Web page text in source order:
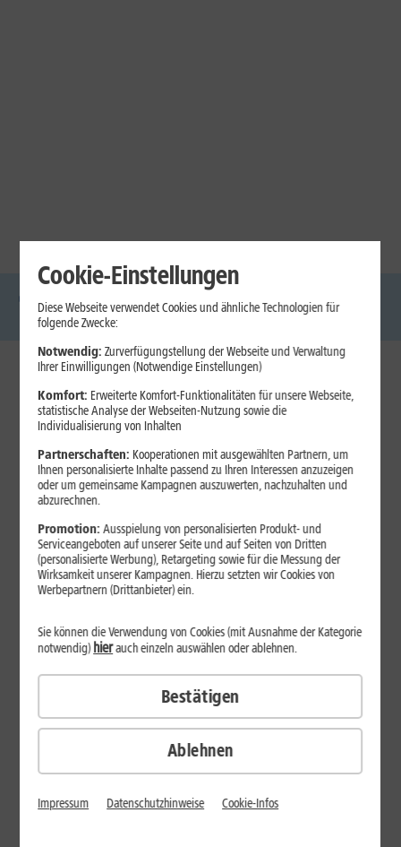
Glasfaser Internet Handys
Mobilfunk-
Laptops
1&1 Internet
Jetzt unterbrechungsfrei ins sehr gute Netz wechseln.
Ohne doppelte Kosten.*
ab 29,99
€/Monat*
Verfügbarkeit prüfen
Cookie-Einstellungen
Diese Webseite verwendet Cookies und ähnliche Technologien für
folgende Zwecke:
Notwendig: Zurverfügungstellung der Webseite und Verwaltung
Ihrer Einwilligungen (Notwendige Einstellungen)
Komfort: Erweiterte Komfort-Funktionalitäten für unsere Webseite,
statistische Analyse der Webseiten-Nutzung sowie die
Individualisierung von Inhalten
Partnerschaften: Kooperationen mit ausgewählten Partnern, um
Ihnen personalisierte Inhalte passend zu Ihren Interessen anzuzeigen
oder um gemeinsame Kampagnen auszuwerten, nachzuhalten und
abzurechnen.
Promotion:Ausspielung von personalisierten Produkt- und
Serviceangeboten auf unserer Seite und auf Seiten von Dritten
(personalisierte Werbung), Retargeting sowie für die Messung der
Wirksamkeit unserer Kampagnen. Hierzu setzten wir Cookies von
Werbepartnern (Drittanbieter) ein.
Ablehnen
Sie können die Verwendung von Cookies (mit Ausnahme der Kategorie
notwendig)hierauch einzeln auswählen oder ablehnen.
Bestätigen
Impressum Datenschutzhinweise Cookie-Infos